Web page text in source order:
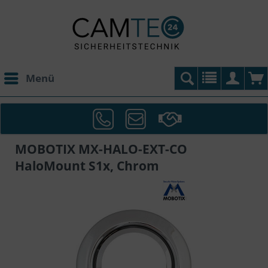
Menü
MOBOTIX MX-HALO-EXT-CO
HaloMount S1x, Chrom